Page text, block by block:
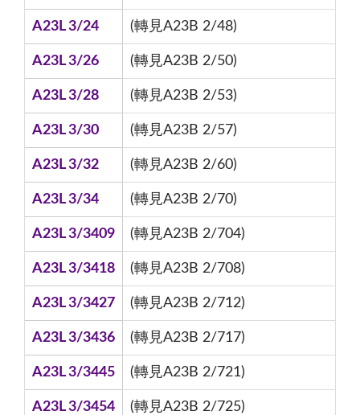
A23L 3/24 (轉見A23B 2/48)
A23L 3/26 (轉見A23B 2/50)
A23L 3/28 (轉見A23B 2/53)
A23L 3/30 (轉見A23B 2/57)
A23L 3/32 (轉見A23B 2/60)
A23L 3/34 (轉見A23B 2/70)
A23L 3/3409 (轉見A23B 2/704)
A23L 3/3418 (轉見A23B 2/708)
A23L 3/3427 (轉見A23B 2/712)
A23L 3/3436 (轉見A23B 2/717)
A23L 3/3445 (轉見A23B 2/721)
A23L 3/3454 (轉見A23B 2/725)